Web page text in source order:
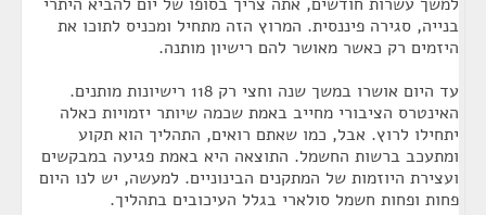
בנייה, סגירה פיננסית. המרוץ הזה מתחיל ומכניס לתוכו את
היזמים רק כאשר מאושר להם רישיון מותנה.
עד היום אושרו במשך שנה וחצי רק 118 רישיונות מותנים.
האינטרס הציבורי מחייב באמת שכמה שיותר יזמויות כאלה
יתחילו לרוץ. אבל, כמו שאתם רואים, התהליך הוא תקוע
ומתעכב ברשות החשמל. התוצאה היא באמת פגיעה במבקשים
ועצירת היוזמות של המתקנים הבינוניים. למעשה, יש לנו היום
פחות ופחות חשמל סולארי בגלל העיכובים בתהליך.